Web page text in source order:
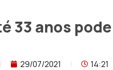
33 anos
29/07/2021 14:21